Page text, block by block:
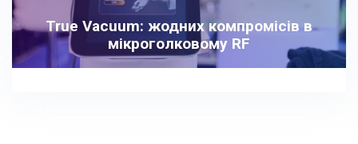
True Vacuum: жодних компромісів в
мікроголковому RF